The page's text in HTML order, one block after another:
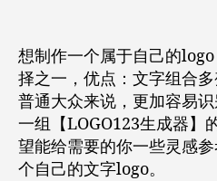
想制作一个属于自己的logo
择之一，优点：文字组合
普通大众来说，更加容易
一组【LOGO123生成器】
望能给需要的你一些灵感
个自己的文字logo。